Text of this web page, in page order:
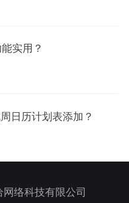
实用？
日历计划表添加？
络科技有限公司